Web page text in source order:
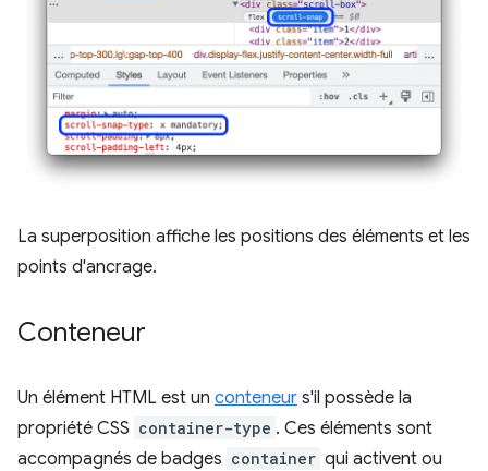
La superposition affiche les positions des éléments et les
points d'ancrage.
Conteneur
Un élément HTML est un conteneur s'il possède la
propriété CSS container-type . Ces éléments sont
accompagnés de badges container qui activent ou